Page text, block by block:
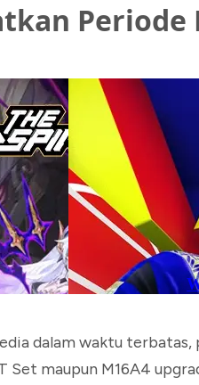
Periode
dalam waktu
maupun M16A4